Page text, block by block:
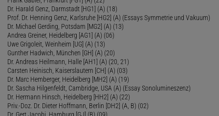
Dr. Harald Genz, Darmstadt [HG1] (A) (18)
Prof. Dr. Henning Genz, Karlsruhe [HG2] (A) (Essays Symmetrie und Vakuum)
Dr. Michael Gerding, Potsdam [MG2] (A) (13)
Andrea Greiner, Heidelberg [AG1] (A) (06)
Uwe Grigoleit, Weinheim [UG] (A) (13)
Gunther Hadwich, München [GH] (A) (20)
Dr. Andreas Heilmann, Halle [AH1] (A) (20, 21)
Carsten Heinisch, Kaiserslautern [CH] (A) (03)
Dr. Marc Hemberger, Heidelberg [MH2] (A) (19)
Dr. Sascha Hilgenfeldt, Cambridge, USA (A) (Essay Sonolumineszenz)
Dr. Hermann Hinsch, Heidelberg [HH2] (A) (22)
Priv.-Doz. Dr. Dieter Hoffmann, Berlin [DH2] (A, B) (02)
Dr. Gert Jacobi, Hamburg [GJ] (B) (09)